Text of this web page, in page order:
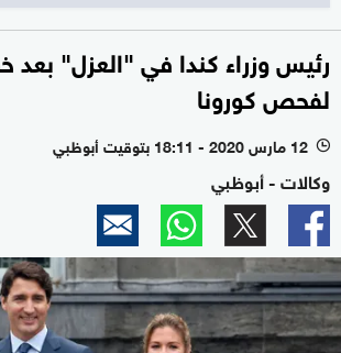
رئيس وزراء كندا في "العزل"
لفحص كورونا
l 12 مارس 2020 - 18:11 بتوقيت أبوظبي
وكالات - أبوظبي